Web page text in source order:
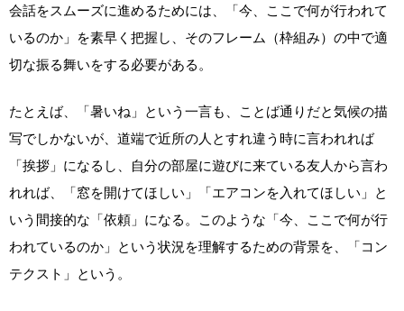
会話をスムーズに進めるためには、「今、ここで何が行われて
いるのか」を素早く把握し、そのフレーム（枠組み）の中で適
切な振る舞いをする必要がある。
たとえば、「暑いね」という一言も、ことば通りだと気候の描
写でしかないが、道端で近所の人とすれ違う時に言われれば
「挨拶」になるし、自分の部屋に遊びに来ている友人から言わ
れれば、「窓を開けてほしい」「エアコンを入れてほしい」と
いう間接的な「依頼」になる。このような「今、ここで何が行
われているのか」という状況を理解するための背景を、「コン
テクスト」という。